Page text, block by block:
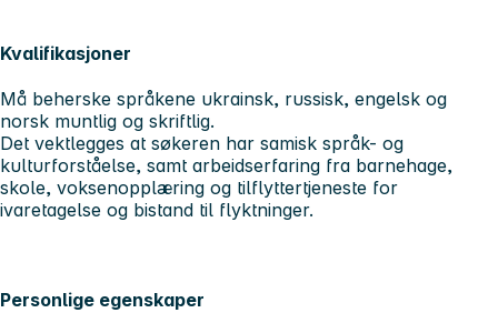
Kvalifikasjoner
Må beherske språkene ukrainsk, russisk, engelsk og
norsk muntlig og skriftlig.
Det vektlegges at søkeren har samisk språk- og
kulturforståelse, samt arbeidserfaring fra barnehage,
skole, voksenopplæring og tilflyttertjeneste for
ivaretagelse og bistand til flyktninger.
Personlige egenskaper